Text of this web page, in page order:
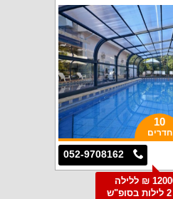
10
חדרים
052-9708162
החל מ12000 ₪ ללילה
למזמינים 2 לילות בסופ"ש